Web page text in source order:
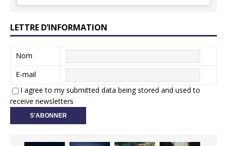
LETTRE D’INFORMATION
Nom
E-mail
I agree to my submitted data being stored and used to
receive newsletters